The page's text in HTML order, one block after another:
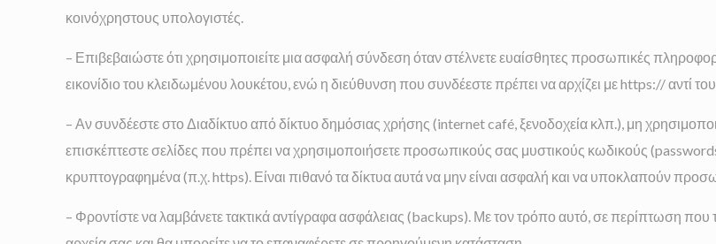
κοινόχρηστους υπολογιστές.
– Επιβεβαιώστε ότι χρησιμοποιείτε μια ασφαλή σύνδεση όταν στέλνετε ευαίσθητες προσωπικές
εικονίδιο του κλειδωμένου λουκέτου, ενώ η διεύθυνση που συνδέεστε πρέπει να αρχίζει με https:// αντί
– Αν συνδέεστε στο Διαδίκτυο από δίκτυο δημόσιας χρήσης (internet café, ξενοδοχεία κλπ.), μη
επισκέπτεστε σελίδες που πρέπει να χρησιμοποιήσετε προσωπικούς σας μυστικούς κωδικούς
κρυπτογραφημένα (π.χ. https). Είναι πιθανό τα δίκτυα αυτά να μην είναι ασφαλή και να υποκλαπούν
– Φροντίστε να λαμβάνετε τακτικά αντίγραφα ασφάλειας (backups). Με τον τρόπο αυτό, σε περίπτωση